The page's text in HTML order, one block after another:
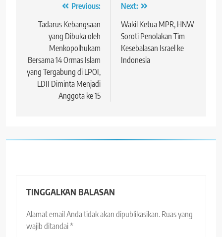
Navigasi
pos
Previous:
Tadarus Kebangsaan
yang Dibuka oleh
Menkopolhukam
Bersama 14 Ormas Islam
yang Tergabung di LPOI,
LDII Diminta Menjadi
Anggota ke 15
Next:
Wakil Ketua MPR, HNW
Soroti Penolakan Tim
Kesebalasan Israel ke
Indonesia
TINGGALKAN BALASAN
Alamat email Anda tidak akan dipublikasikan. Ruas yang
wajib ditandai*